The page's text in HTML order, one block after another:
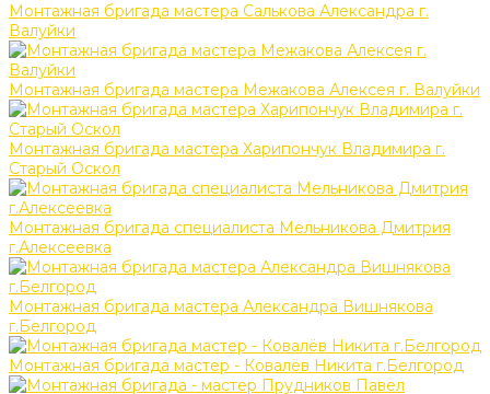
Монтажная бригада мастера Салькова Александра г.
Валуйки
Монтажная бригада мастера Межакова Алексея г. Валуйки
Монтажная бригада мастера Харипончук Владимира г.
Старый Оскол
Монтажная бригада специалиста Мельникова Дмитрия
г.Алексеевка
Монтажная бригада мастера Александра Вишнякова
г.Белгород
Монтажная бригада мастер - Ковалёв Никита г.Белгород